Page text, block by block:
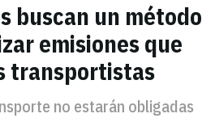
buscan un método
emisiones que
transportistas
no estarán obligadas